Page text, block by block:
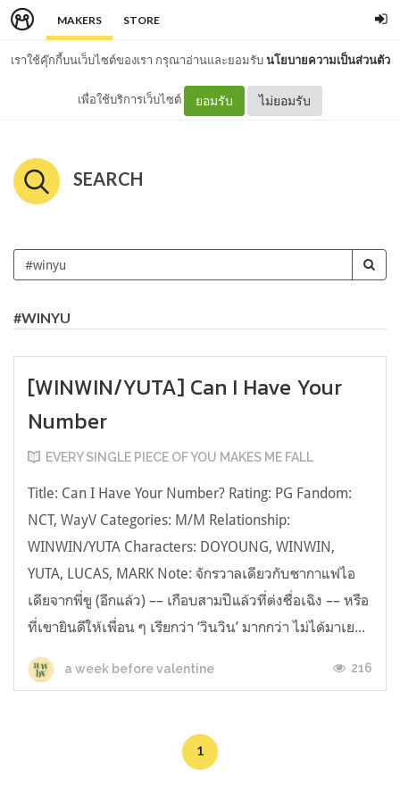
MAKERS STORE
เราใช้คุ๊กกี้บนเว็บไซต์ของเรา กรุณาอ่านและยอมรับนโยบายความเป็นส่วนตัว
เพื่อใช้บริการเว็บไซต์ ยอมรับ ไม่ยอมรับ
SEARCH
#WINYU
[WINWIN/YUTA] Can I Have Your
Number
EVERY SINGLE PIECE OF YOU MAKES ME FALL
Title: Can I Have Your Number? Rating: PG Fandom:
NCT, WayV Categories: M/M Relationship:
WINWIN/YUTA Characters: DOYOUNG, WINWIN,
YUTA, LUCAS, MARK Note: จักรวาลเดียวกับชากาแฟไอ
เดียจากพี่ขู (อีกแล้ว) –– เกือบสามปีแล้วที่ต่งซื่อเฉิง –– หรือ
ที่เขายินดีให้เพื่อน ๆ เรียกว่า ‘วินวิน’ มากกว่า ไม่ได้มาเย...
a week before valentine 216
1